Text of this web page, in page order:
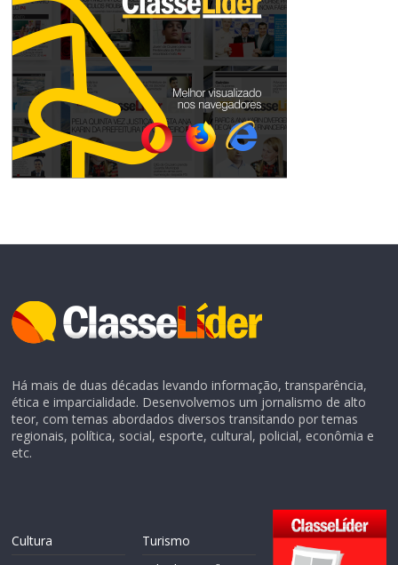
Há mais de duas décadas levando informação, transparência,
ética e imparcialidade. Desenvolvemos um jornalismo de alto
teor, com temas abordados diversos transitando por temas
regionais, política, social, esporte, cultural, policial, econômia e
etc.
Cultura
Turismo